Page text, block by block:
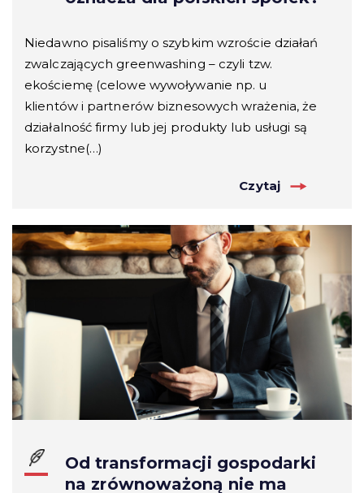
Niedawno pisaliśmy o szybkim wzroście działań
zwalczających greenwashing – czyli tzw.
ekościemę (celowe wywoływanie np. u
klientów i partnerów biznesowych wrażenia, że
działalność firmy lub jej produkty lub usługi są
korzystne(…)
Czytaj
Od transformacji gospodarki
na zrównoważoną nie ma